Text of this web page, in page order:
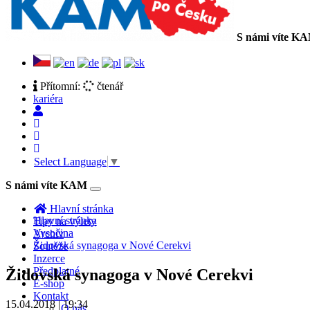
S námi víte
Přítomní:
čtenář
kariéra
Select Language ▼
S námi víte KAM
Toggle
navigation
Hlavní stránka
Tipy na výlety
Archiv
Soutěže
Inzerce
Předplatné
E-shop
Kontakt
Hlavní stránka
Vysočina
Židovská synagoga v Nové Cerekvi
Židovská synagoga v Nové Cerekvi
15.04.2018 | 19:34